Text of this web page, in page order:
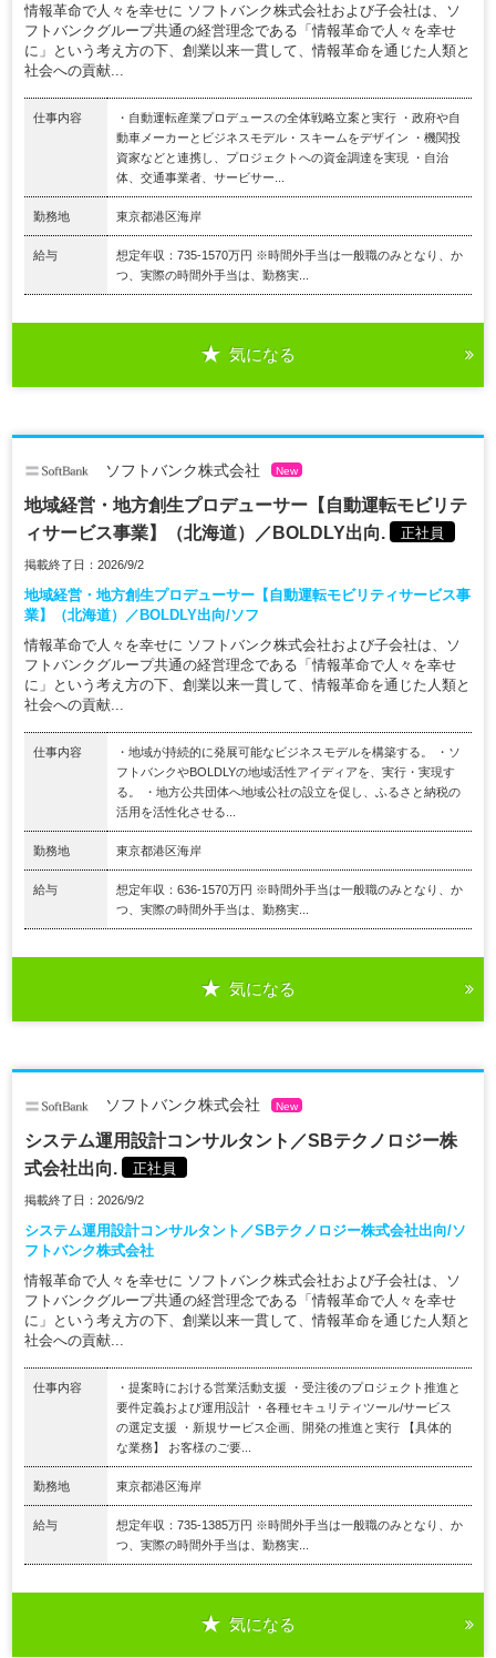
情報革命で人々を幸せに ソフトバンク株式会社および子会社は、ソ
フトバンクグループ共通の経営理念である「情報革命で人々を幸せ
に」という考え方の下、創業以来一貫して、情報革命を通じた人類と
社会への貢献...
仕事内容
・自動運転産業プロデュースの全体戦略立案と実行 ・政府や自
動車メーカーとビジネスモデル・スキームをデザイン ・機関投
資家などと連携し、プロジェクトへの資金調達を実現 ・自治
体、交通事業者、サービサー...
勤務地 東京都港区海岸
給与
想定年収：735-1570万円 ※時間外手当は一般職のみとなり、か
つ、実際の時間外手当は、勤務実...
気になる
ソフトバンク株式会社 New
地域経営・地方創生プロデューサー【自動運転モビリテ
ィサービス事業】（北海道）／BOLDLY出向.
正社員
掲載終了日：2026/9/2
地域経営・地方創生プロデューサー【自動運転モビリティサービス事
業】（北海道）／BOLDLY出向/ソフ
情報革命で人々を幸せに ソフトバンク株式会社および子会社は、ソ
フトバンクグループ共通の経営理念である「情報革命で人々を幸せ
に」という考え方の下、創業以来一貫して、情報革命を通じた人類と
社会への貢献...
仕事内容
・地域が持続的に発展可能なビジネスモデルを構築する。 ・ソ
フトバンクやBOLDLYの地域活性アイディアを、実行・実現す
る。 ・地方公共団体へ地域公社の設立を促し、ふるさと納税の
活用を活性化させる...
勤務地 東京都港区海岸
給与
想定年収：636-1570万円 ※時間外手当は一般職のみとなり、か
つ、実際の時間外手当は、勤務実...
気になる
ソフトバンク株式会社 New
システム運用設計コンサルタント／SBテクノロジー株
式会社出向.
正社員
掲載終了日：2026/9/2
システム運用設計コンサルタント／SBテクノロジー株式会社出向/ソ
フトバンク株式会社
情報革命で人々を幸せに ソフトバンク株式会社および子会社は、ソ
フトバンクグループ共通の経営理念である「情報革命で人々を幸せ
に」という考え方の下、創業以来一貫して、情報革命を通じた人類と
社会への貢献...
仕事内容
・提案時における営業活動支援 ・受注後のプロジェクト推進と
要件定義および運用設計 ・各種セキュリティツール/サービス
の選定支援 ・新規サービス企画、開発の推進と実行 【具体的
な業務】 お客様のご要...
勤務地 東京都港区海岸
給与
想定年収：735-1385万円 ※時間外手当は一般職のみとなり、か
つ、実際の時間外手当は、勤務実...
気になる